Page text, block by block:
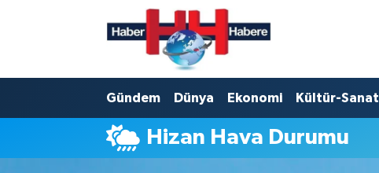
Gündem Dünya Ekonomi Kültür-Sanat
Hizan Hava Durumu
Trafik Durumu
Süper Lig Puan Durumu ve Fikstür